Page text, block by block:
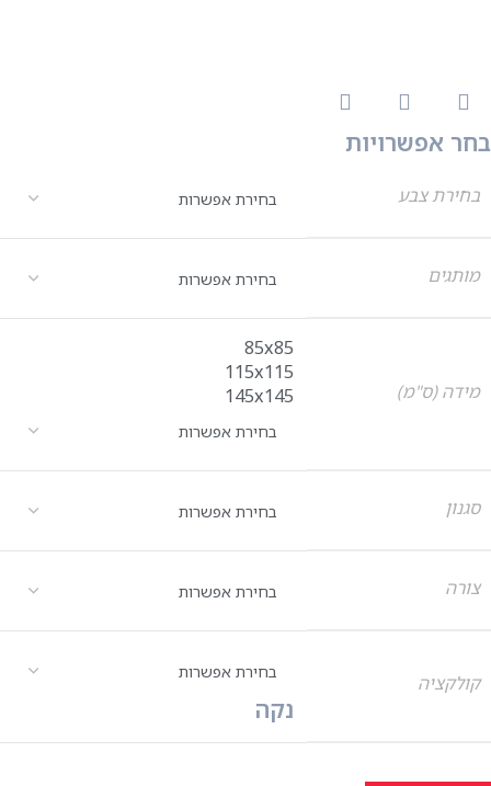
בחר אפשרויות
בחירת צבע
מותגים
מידה (ס"מ)
85x85
115x115
145x145
סגנון
צורה
קולקציה
נקה